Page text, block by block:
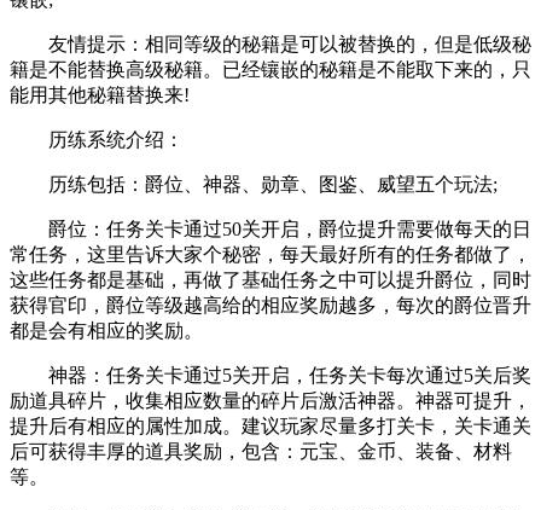
友情提示：相同等级的秘籍是可以被替换的，但是低级秘
籍是不能替换高级秘籍。已经镶嵌的秘籍是不能取下来的，只
能用其他秘籍替换来!
历练系统介绍：
历练包括：爵位、神器、勋章、图鉴、威望五个玩法;
爵位：任务关卡通过50关开启，爵位提升需要做每天的日
常任务，这里告诉大家个秘密，每天最好所有的任务都做了，
这些任务都是基础，再做了基础任务之中可以提升爵位，同时
获得官印，爵位等级越高给的相应奖励越多，每次的爵位晋升
都是会有相应的奖励。
神器：任务关卡通过5关开启，任务关卡每次通过5关后奖
励道具碎片，收集相应数量的碎片后激活神器。神器可提升，
提升后有相应的属性加成。建议玩家尽量多打关卡，关卡通关
后可获得丰厚的道具奖励，包含：元宝、金币、装备、材料
等。